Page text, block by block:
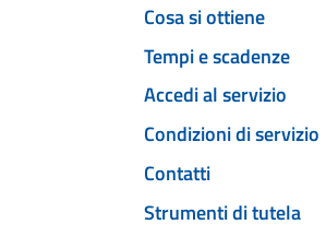
Cosa si ottiene
Tempi e scadenze
Accedi al servizio
Condizioni di servizio
Contatti
Strumenti di tutela